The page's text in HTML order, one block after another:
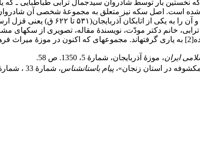
نخستین بار توسط شادروان سیدجمال ترابی طباطبایی ـ که
است. اصل سکه نیز متعلق به مجموعۀ شخصی آن شادروان
تا ۶۲۲ ق) یعنی قزل ارسلان(587 ـ 582ق) نسبت داده است.
خانم دکتر مودّت، نویسندۀ مقاله، تصویری از سکه­ای
است.
ایران، موزۀ آذربایجان، شمارۀ 5، 1350. ص 58.
مکشوفه در استان زنجان»،پیام باستان­شناس، شمارۀ 33 ، شمارۀ 11، ص121 ـ 111، 1380.